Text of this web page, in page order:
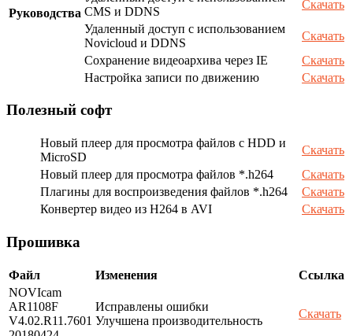
Руководства CMS и DDNS
Скачать
Удаленный доступ с использованием
Novicloud и DDNS
Скачать
Сохранение видеоархива через IE
Скачать
Настройка записи по движению
Скачать
Полезный софт
Новый плеер для просмотра файлов с HDD и
MicroSD
Скачать
Новый плеер для просмотра файлов *.h264
Скачать
Плагины для воспроизведения файлов *.h264
Скачать
Конвертер видео из H264 в AVI
Скачать
Прошивка
Файл Изменения
Ссылка
NOVIcam
AR1108F
V4.02.R11.7601
Исправлены ошибки
Улучшена производительность
Скачать